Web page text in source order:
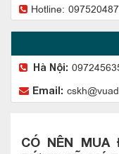
Hotline:
Hà Nội:
Email:
CÓ NÊN MUA